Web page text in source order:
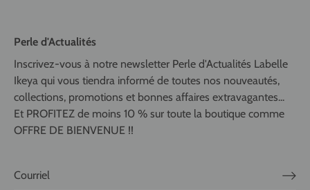
Perle d'Actualités
Inscrivez-vous à notre newsletter Perle d'Actualités Labelle
Ikeya qui vous tiendra informé de toutes nos nouveautés,
collections, promotions et bonnes affaires extravagantes...
Et PROFITEZ de moins 10 % sur toute la boutique comme
OFFRE DE BIENVENUE !!